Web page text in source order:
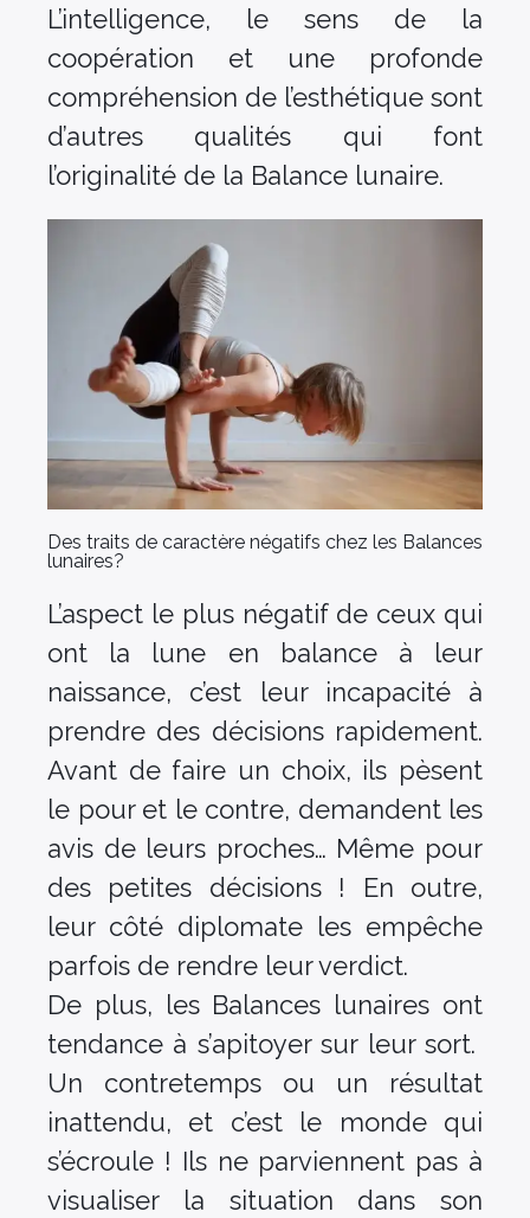
L’intelligence, le sens de la
coopération et une profonde
compréhension de l’esthétique sont
d’autres qualités qui font
l’originalité de la Balance lunaire.
Des traits de caractère négatifs chez les Balances
lunaires?
L’aspect le plus négatif de ceux qui
ont la lune en balance à leur
naissance, c’est leur incapacité à
prendre des décisions rapidement.
Avant de faire un choix, ils pèsent
le pour et le contre, demandent les
avis de leurs proches… Même pour
des petites décisions ! En outre,
leur côté diplomate les empêche
parfois de rendre leur verdict.
De plus, les Balances lunaires ont
tendance à s’apitoyer sur leur sort.
Un contretemps ou un résultat
inattendu, et c’est le monde qui
s’écroule ! Ils ne parviennent pas à
visualiser la situation dans son